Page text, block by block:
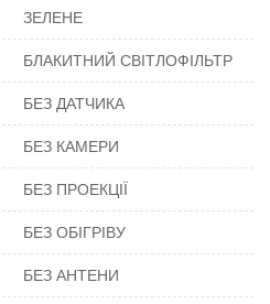
ЗЕЛЕНЕ
БЛАКИТНИЙ СВІТЛОФІЛЬТР
БЕЗ ДАТЧИКА
БЕЗ КАМЕРИ
БЕЗ ПРОЕКЦІЇ
БЕЗ ОБІГРІВУ
БЕЗ АНТЕНИ